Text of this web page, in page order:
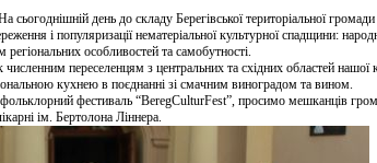
сьогоднішній день до складу Берегівської територіальної
і популяризації нематеріальної культурної спадщини:
особливостей та самобутності.
переселенцям з центральних та східних областей нашої
кухнею в поєднанні зі смачним виноградом та вином.
фестиваль “BeregCulturFest”, просимо мешканців
ім. Бертолона Ліннера.